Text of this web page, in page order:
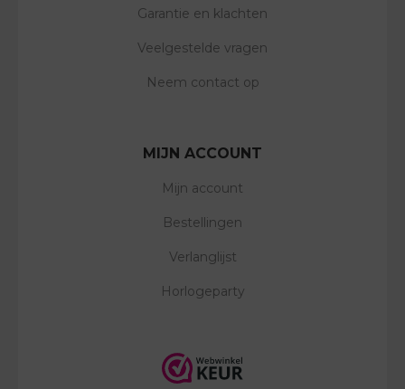
Garantie en klachten
Veelgestelde vragen
Neem contact op
MIJN ACCOUNT
Mijn account
Bestellingen
Verlanglijst
Horlogeparty